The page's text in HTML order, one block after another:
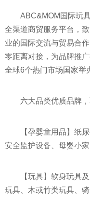
ABC&MOM国际玩
全渠道商贸服务平台，
业的国际交流与贸易合
零距离对接，为品牌推
全球6个热门市场国家举
六大品类优质品牌
【孕婴童用品】纸
安全监护设备、母婴小
【玩具】软身玩具
玩具、木或竹类玩具、